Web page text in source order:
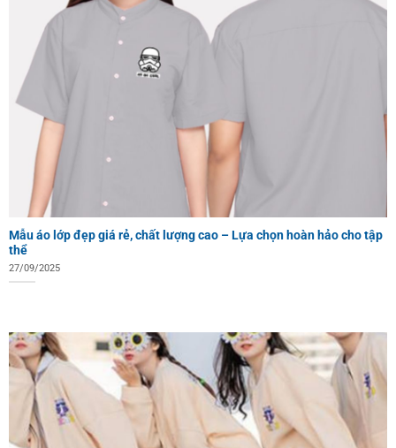
Mẫu áo lớp đẹp giá rẻ, chất lượng cao – Lựa chọn hoàn hảo cho tập
thể
27/09/2025